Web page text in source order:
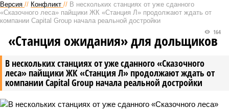
Версия // Конфликт // В нескольких станциях от уже сданного
«Сказочного леса» пайщики ЖК «Станция Л» продолжают ждать от
компании Capital Group начала реальной достройки
В нескольких станциях от уже сданного «Сказочного
леса» пайщики ЖК «Станция Л» продолжают ждать от
компании Capital Group начала реальной достройки
164
«Станция ожидания» для дольщиков